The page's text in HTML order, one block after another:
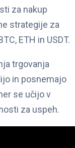
za nakup
strategije za
ETH in USDT.
trgovanja
in posnemajo
se učijo v
za uspeh.